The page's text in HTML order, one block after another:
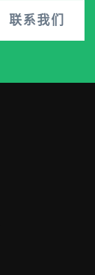
联系我们